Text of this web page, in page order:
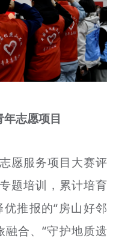
年志愿项目
服务项目大赛评
题培训，累计培育
推报的“房山好邻
融合、“守护地质遗